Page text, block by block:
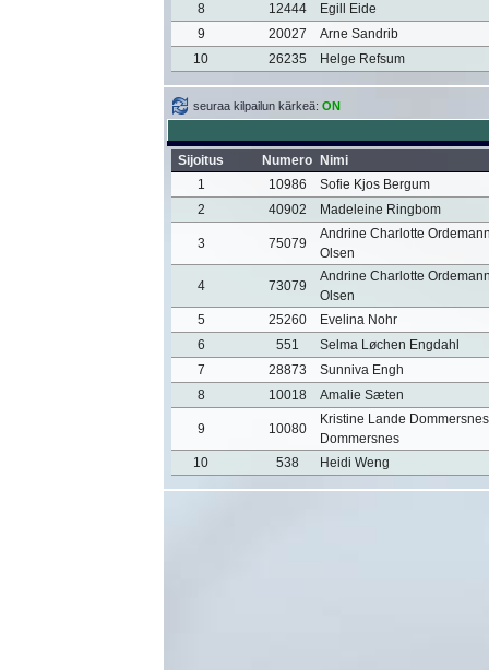
8
12444
Egill Eide
9
20027
Arne Sandrib
10
26235 Helge Refsum
seuraa kilpailun kärkeä: ON
Sijoitus Numero
Nimi
1
10986
Sofie Kjos Bergum
2
40902 Madeleine Ringbom
3 75079
Andrine Charlotte
Olsen
4 73079
Andrine Charlotte
Olsen
5
25260
Evelina Nohr
6
551
Selma Løchen Engdahl
7
28873
Sunniva Engh
8
10018 Amalie Sæten
9 10080
Kristine Lande Dommersnes
Dommersnes
10
538 Heidi Weng